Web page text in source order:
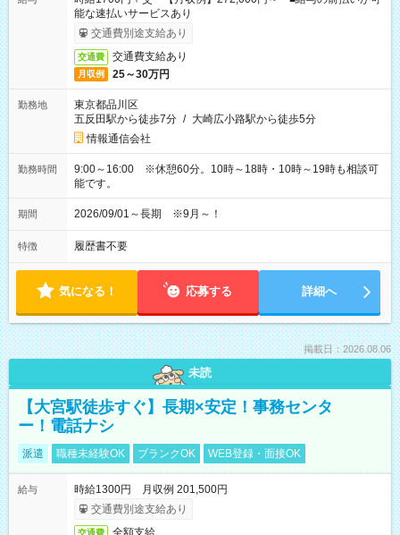
能な速払いサービスあり
交通費別途支給あり
交通費 交通費支給あり
月収例 25～30万円
勤務地
東京都品川区
五反田駅から徒歩7分 / 大崎広小路駅から徒歩5分
情報通信会社
勤務時間
9:00～16:00 ※休憩60分。10時～18時・10時～19時も相談可
能です。
期間 2026/09/01～長期 ※9月～！
特徴 履歴書不要
気になる！ 応募する 詳細へ
掲載日：2026.08.06
未読
【大宮駅徒歩すぐ】長期×安定！事務センタ
ー！電話ナシ
派遣 職種未経験OK ブランクOK WEB登録・面接OK
給与
時給1300円 月収例 201,500円
交通費別途支給あり
交通費 全額支給